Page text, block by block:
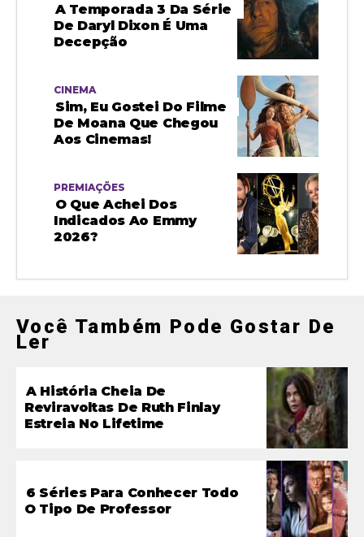
A Temporada 3 Da Série
De Daryl Dixon É Uma
Decepção
CINEMA
Sim, Eu Gostei Do Filme
De Moana Que Chegou
Aos Cinemas!
PREMIAÇÕES
O Que Achei Dos
Indicados Ao Emmy
2026?
Você Também Pode Gostar De
Ler
A História Cheia De
Reviravoltas De Ruth Finlay
Estreia No Lifetime
6 Séries Para Conhecer Todo
O Tipo De Professor